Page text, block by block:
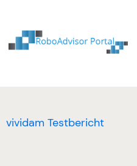
vividam Testbericht